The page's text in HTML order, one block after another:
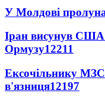
У Молдові
Іран висунув США
Ормузу12211
Ексочільнику
в'язниця12197